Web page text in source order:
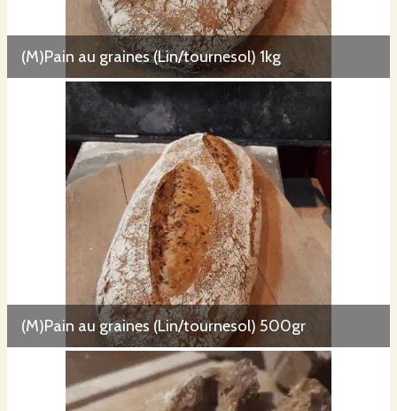
(M)Pain au graines (Lin/tournesol) 1kg
(M)Pain au graines (Lin/tournesol) 500gr